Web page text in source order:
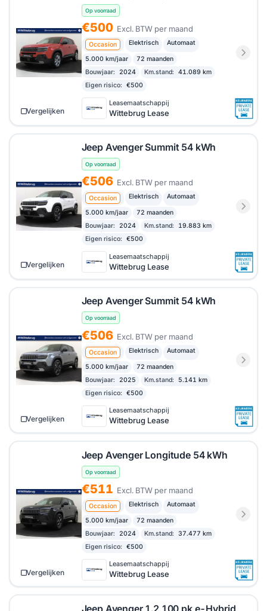
Op voorraad
€500 Excl. BTW per maand
Occasion Elektrisch Automaat
5.000 km/jaar
72 maanden
Bouwjaar:
2024 Km.stand:
41.089 km
Eigen risico:
€500
Leasemaatschappij
Wittebrug Lease
Vergelijken
Jeep Avenger Summit 54 kWh
Op voorraad
€506 Excl. BTW per maand
Occasion Elektrisch Automaat
5.000 km/jaar
72 maanden
Bouwjaar:
2024 Km.stand:
19.883 km
Eigen risico:
€500
Leasemaatschappij
Wittebrug Lease
Vergelijken
Jeep Avenger Summit 54 kWh
Op voorraad
€506 Excl. BTW per maand
Occasion Elektrisch Automaat
5.000 km/jaar
72 maanden
Bouwjaar:
2025 Km.stand:
5.141 km
Eigen risico:
€500
Leasemaatschappij
Wittebrug Lease
Vergelijken
Jeep Avenger Longitude 54 kWh
Op voorraad
€511 Excl. BTW per maand
Occasion Elektrisch Automaat
5.000 km/jaar
72 maanden
Bouwjaar:
2024 Km.stand:
37.477 km
Eigen risico:
€500
Leasemaatschappij
Wittebrug Lease
Vergelijken
Jeep Avenger 1.2 100 pk e-Hybrid